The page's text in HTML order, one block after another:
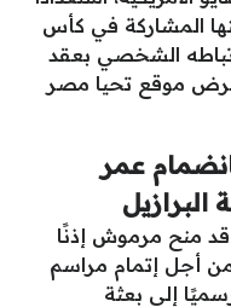
المشاركة في كأس
ارتباطه الشخصي بعقد
موقع تحيا مصر
عمر
منح مرموش إذنًا
أجل إتمام مراسم
إلى بعثة